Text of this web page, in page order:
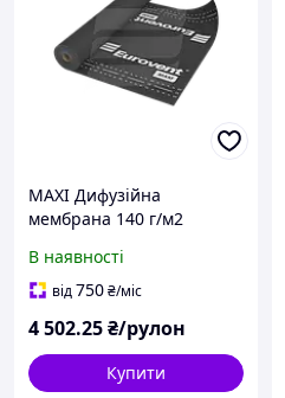
MAXI Дифузійна
мембрана 140 г/м2
Німеччина
В наявності
від750₴/міс
4 502.25₴/рулон
Купити